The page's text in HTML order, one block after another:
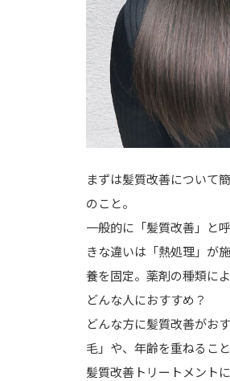
まずは髪質改善について
のこと。
一般的に「髪質改善」と
きな違いは「熱処理」が
養を固定。薬剤の種類に
どんな人におすすめ？
どんな方に髪質改善がお
毛」や、年齢を重ねるこ
髪質改善トリートメント